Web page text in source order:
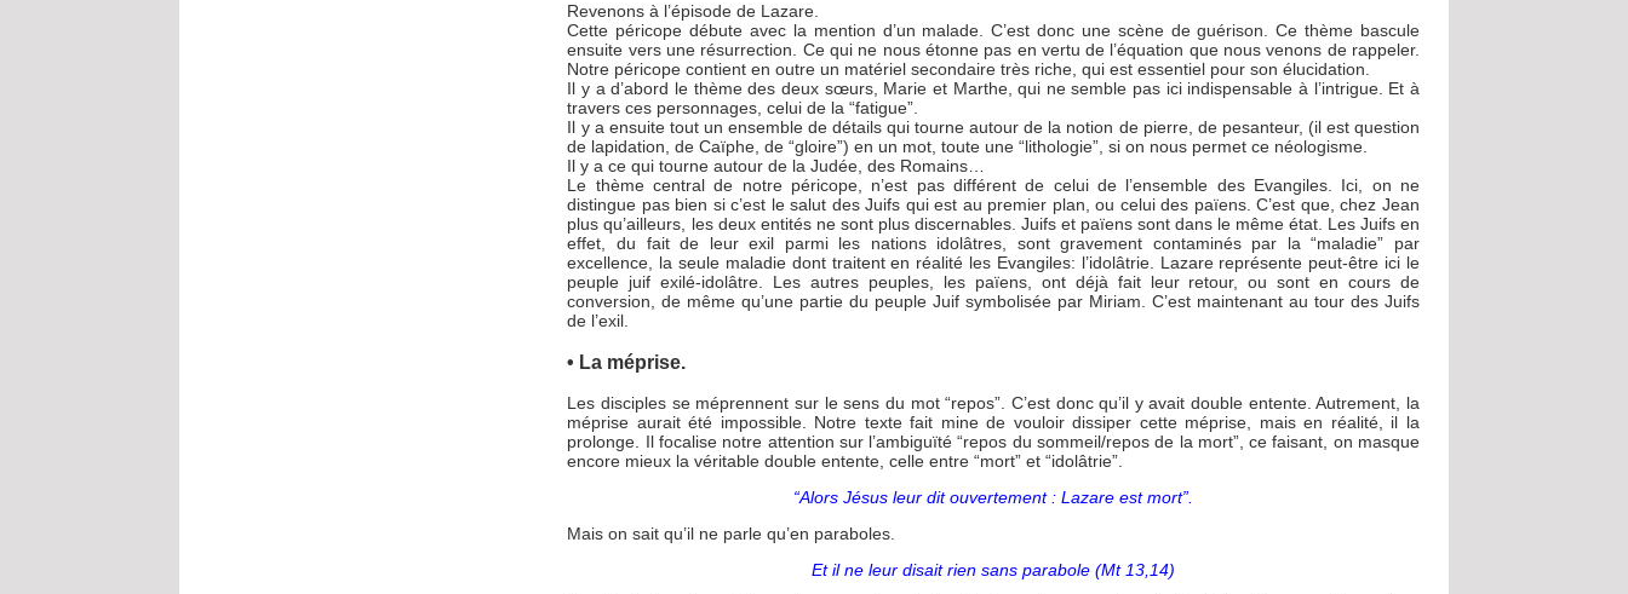
Revenons à l’épisode de Lazare.
Cette péricope débute avec la mention d’un malade. C’est donc une scène de guérison. Ce thème bascule
ensuite vers une résurrection. Ce qui ne nous étonne pas en vertu de l’équation que nous venons de rappeler.
Notre péricope contient en outre un matériel secondaire très riche, qui est essentiel pour son élucidation.
Il y a d’abord le thème des deux sœurs, Marie et Marthe, qui ne semble pas ici indispensable à l’intrigue. Et à
travers ces personnages, celui de la “fatigue”.
Il y a ensuite tout un ensemble de détails qui tourne autour de la notion de pierre, de pesanteur, (il est question
de lapidation, de Caïphe, de “gloire”) en un mot, toute une “lithologie”, si on nous permet ce néologisme.
Il y a ce qui tourne autour de la Judée, des Romains…
Le thème central de notre péricope, n’est pas différent de celui de l’ensemble des Evangiles. Ici, on ne
distingue pas bien si c’est le salut des Juifs qui est au premier plan, ou celui des païens. C’est que, chez Jean
plus qu’ailleurs, les deux entités ne sont plus discernables. Juifs et païens sont dans le même état. Les Juifs en
effet, du fait de leur exil parmi les nations idolâtres, sont gravement contaminés par la “maladie” par
excellence, la seule maladie dont traitent en réalité les Evangiles: l’idolâtrie. Lazare représente peut-être ici le
peuple juif exilé-idolâtre. Les autres peuples, les païens, ont déjà fait leur retour, ou sont en cours de
conversion, de même qu’une partie du peuple Juif symbolisée par Miriam. C’est maintenant au tour des Juifs
de l’exil.
• La méprise.
Les disciples se méprennent sur le sens du mot “repos”. C’est donc qu’il y avait double entente. Autrement, la
méprise aurait été impossible. Notre texte fait mine de vouloir dissiper cette méprise, mais en réalité, il la
prolonge. Il focalise notre attention sur l’ambiguïté “repos du sommeil/repos de la mort”, ce faisant, on masque
encore mieux la véritable double entente, celle entre “mort” et “idolâtrie”.
“Alors Jésus leur dit ouvertement : Lazare est mort”.
Mais on sait qu’il ne parle qu’en paraboles.
Et il ne leur disait rien sans parabole (Mt 13,14)